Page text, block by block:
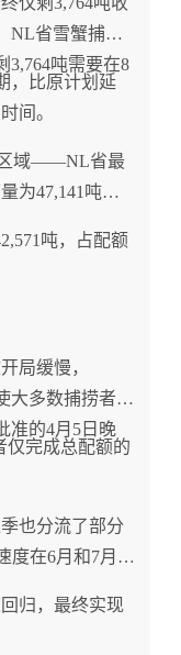
NL省雪蟹捕捞
3,764吨需要在8
，比原计划延
间。
区域——NL省最
为47,141吨，
吨，占配额
局缓慢，
大多数捕捞者
准的4月5日晚
仅完成总配额的
也分流了部分
度在6月和7月
归，最终实现